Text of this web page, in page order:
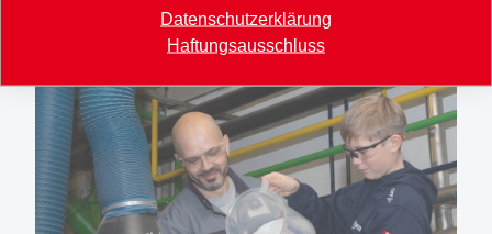
Datenschutzerklärung
Haftungsausschluss